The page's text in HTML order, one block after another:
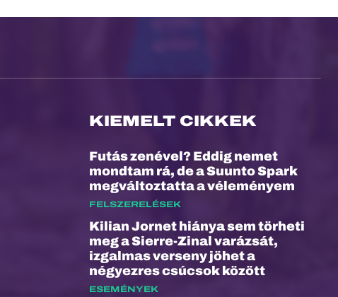
KIEMELT CIKKEK
Futás zenével? Eddig nemet
mondtam rá, de a Suunto Spark
megváltoztatta a véleményem
FELSZERELÉSEK
Kilian Jornet hiánya sem törheti
meg a Sierre-Zinal varázsát,
izgalmas verseny jöhet a
négyezres csúcsok között
ESEMÉNYEK